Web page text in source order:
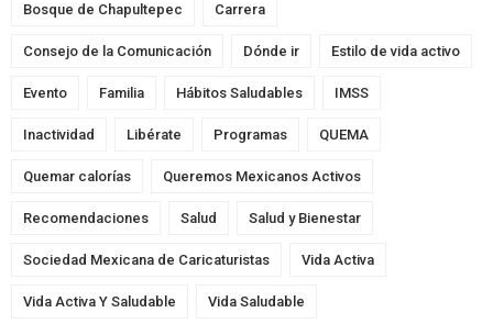
Bosque de Chapultepec Carrera
Consejo de la Comunicación Dónde ir Estilo de vida activo
Evento Familia Hábitos Saludables IMSS
Inactividad Libérate Programas QUEMA
Quemar calorías Queremos Mexicanos Activos
Recomendaciones Salud Salud y Bienestar
Sociedad Mexicana de Caricaturistas Vida Activa
Vida Activa Y Saludable Vida Saludable